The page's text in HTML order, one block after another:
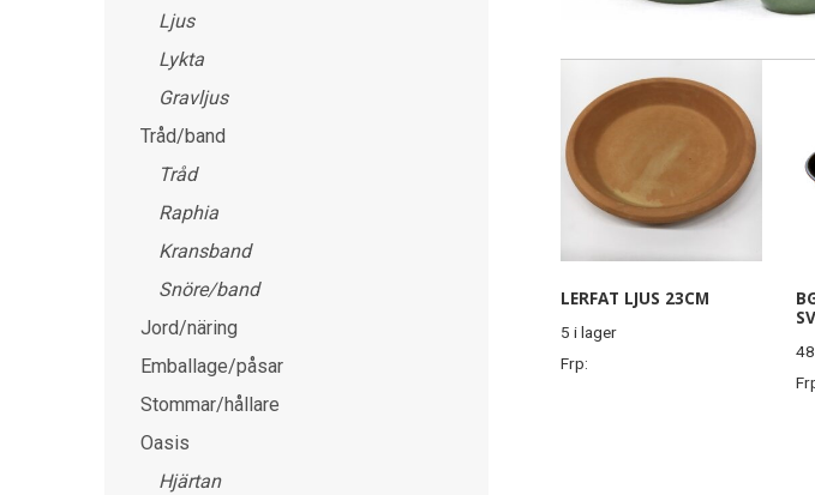
Ljus
Lykta
Gravljus
Tråd/band
Tråd
Raphia
Kransband
Snöre/band
Jord/näring
Emballage/påsar
Stommar/hållare
Oasis
Hjärtan
LERFAT LJUS 23CM
5 i lager
Frp: